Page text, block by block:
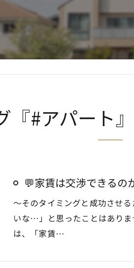
『#アパート
💬家賃は交渉できるの
～そのタイミングと成功させ
いな…」と思ったことはあり
は、「家賃…